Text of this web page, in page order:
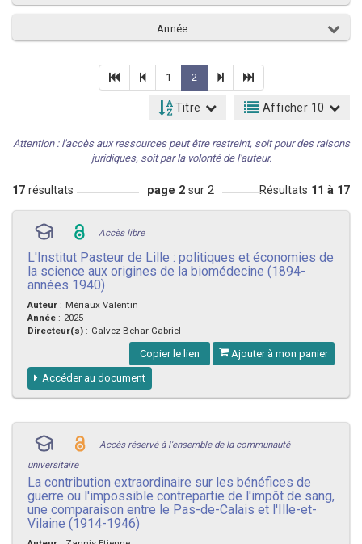
Année
1 2
Titre Afficher 10
Attention : l'accès aux ressources peut être restreint, soit pour des raisons
juridiques, soit par la volonté de l'auteur.
17 résultats page 2 sur 2 Résultats 11 à 17
Accès libre
L'Institut Pasteur de Lille : politiques et économies de
la science aux origines de la biomédecine (1894-
années 1940)
Auteur : Mériaux Valentin
Année : 2025
Directeur(s) : Galvez-Behar Gabriel
Copier le lien Ajouter à mon panier
Accéder au document
Accès réservé à l'ensemble de la communauté
universitaire
La contribution extraordinaire sur les bénéfices de
guerre ou l'impossible contrepartie de l'impôt de sang,
une comparaison entre le Pas-de-Calais et l'Ille-et-
Vilaine (1914-1946)